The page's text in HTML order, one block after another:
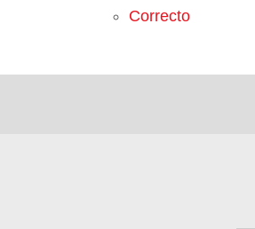
Correcto